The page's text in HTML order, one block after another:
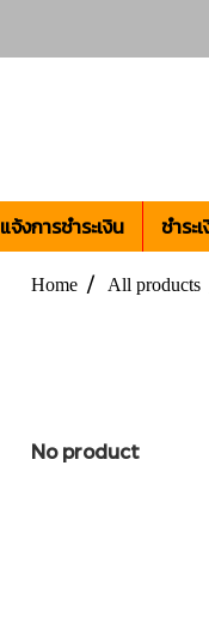
แจ้งการชำระเงิน ชำระ
Home All products
No product